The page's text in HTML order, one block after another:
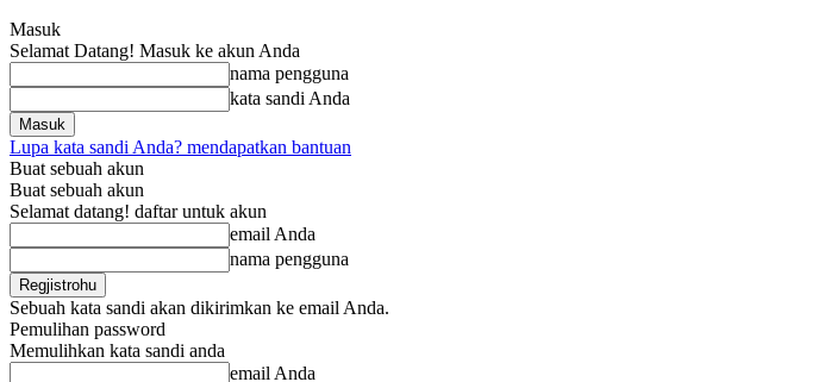
Masuk
Selamat Datang! Masuk ke akun Anda
nama pengguna
kata sandi Anda
Lupa kata sandi Anda? mendapatkan bantuan
Buat sebuah akun
Buat sebuah akun
Selamat datang! daftar untuk akun
email Anda
nama pengguna
Sebuah kata sandi akan dikirimkan ke email Anda.
Pemulihan password
Memulihkan kata sandi anda
email Anda